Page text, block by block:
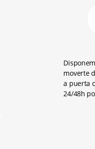
moverte
a puerta
24/48h